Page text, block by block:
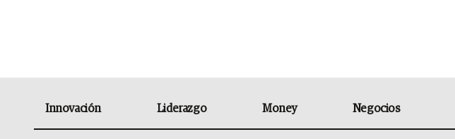
Innovación Liderazgo Money Negocios